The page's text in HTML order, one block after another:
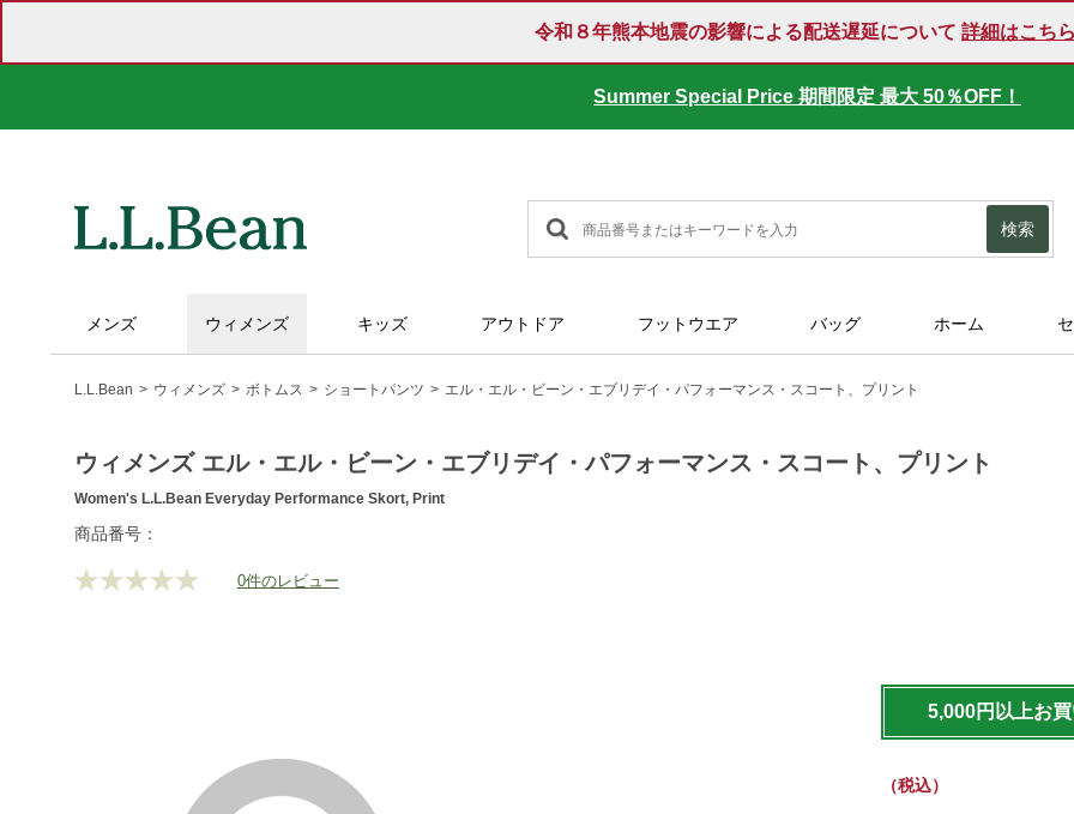
令和８年熊本地震の影響による配送遅延について 詳細はこち
Summer Special Price 期間限定 最大 50％OFF！
検索
メンズ ウィメンズ キッズ アウトドア フットウエア バッグ ホーム
L.L.Bean ウィメンズ ボトムス ショートパンツ エル・エル・ビーン・エブリデイ・パフォーマンス・スコート、プリント
ウィメンズ エル・エル・ビーン・エブリデイ・パフォーマンス・スコート、プリント
Women's L.L.Bean Everyday Performance Skort, Print
https://www.llbean.co.jp/womens/bottoms/short-
商品番号：
評
ジ
リ
0件のレビュー
5,000円以上お
（税込）